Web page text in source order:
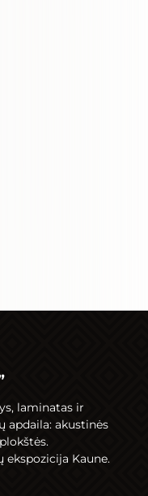
, laminatas ir
apdaila: akustinės
Kaune.